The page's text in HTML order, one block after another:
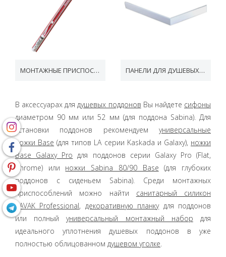
МОНТАЖНЫЕ ПРИСПОСОБЛЕНИЯ ПАНЕЛИ ДЛЯ ДУШЕВЫХ ПОДДОНОВ
В аксессуарах длядушевых поддонов Вы найдете сифоны
диаметром 90 мм или 52 мм (для поддона Sabina). Для
установки поддонов рекомендуем универсальные
ножки Base (для типов LA серии Kaskada и Galaxy), ножки
Base GalaxyPro для поддонов серии Galaxy Pro (Flat,
Chrome) или ножки Sabina 80/90 Base (для глубоких
поддонов с сиденьем Sabina). Среди монтажных
приспособлений можно найти санитарный силикон
RAVAK Professional, декоративную планкудля поддонов
или полныйуниверсальный монтажный набор для
идеального уплотнения душевых поддонов в уже
полностью облицованном душевом уголке.